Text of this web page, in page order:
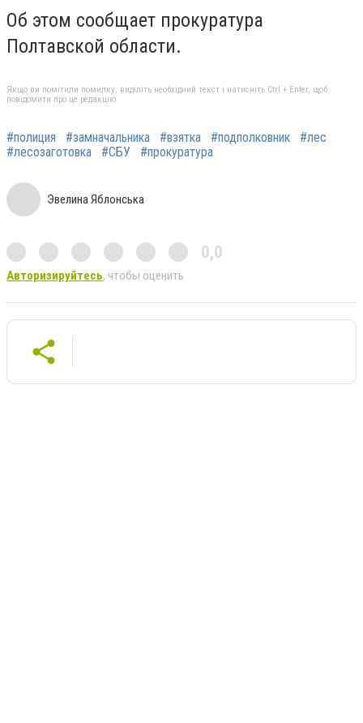
Об этом сообщает прокуратура
Полтавской области.
Якщо ви помітили помилку, виділіть необхідний текст і натисніть Ctrl + Enter, щоб
повідомити про це редакцію
#полиция #замначальника #взятка #подполковник
#лес
#лесозаготовка
#СБУ #прокуратура
Эвелина Яблонська
0,0
Авторизируйтесь, чтобы оценить